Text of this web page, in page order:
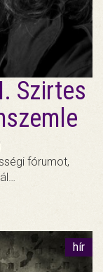
Szirtes
fórumot,
hír